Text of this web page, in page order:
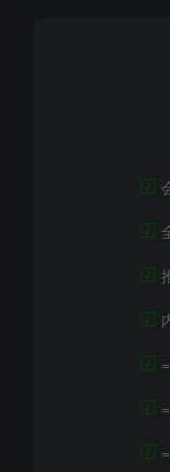
☑
☑
☑
☑
☑
☑
☑